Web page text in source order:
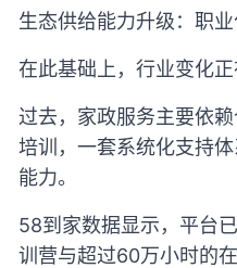
生态供给能力升级：职
在此基础上，行业变化正
过去，家政服务主要依
培训，一套系统化支持
能力。
58到家数据显示，平台
训营与超过60万小时的